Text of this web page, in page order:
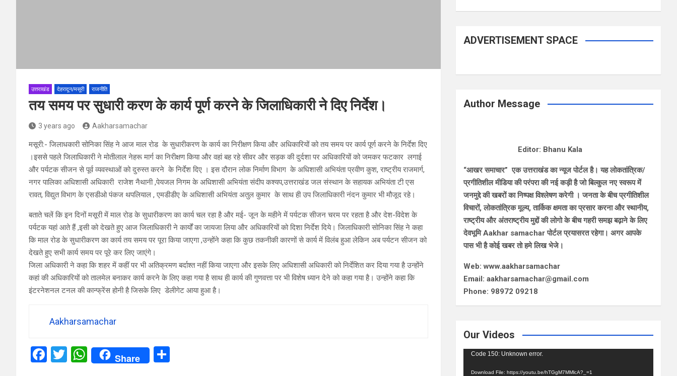
उत्तराखंड देहरादून/मसूरी राजनीति
तय समय पर सुधारी करण के कार्य पूर्ण करने के जिलाधिकारी ने दिए निर्देश।
3 years ago Aakharsamachar
मसूरी:- जिलाधकारी सोनिका सिंह ने आज माल रोड के सुधारीकरण के कार्य का निरीक्षण किया और अधिकारियों को तय समय पर कार्य पूर्ण करने के निर्देश दिए
।इससे पहले जिलाधिकारी ने मोतीलाल नेहरू मार्ग का निरीक्षण किया और वहां बह रहे सीवर और सड़क की दुर्दशा पर अधिकारियों को जमकर फटकार लगाई
और पर्यटक सीजन से पूर्व व्यवस्थाओं को दुरुस्त करने के निर्देश दिए । इस दौरान लोक निर्माण विभाग के अधिशासी अभियंता प्रवीण कुश, राष्ट्रीय राजमार्ग,
नगर पालिका अधिशासी अधिकारी राजेश नैथानी ,पेयजल निगम के अधिशासी अभियंता संदीप कश्यप,उत्तराखंड जल संस्थान के सहायक अभियंता टी एस
रावत, विद्युत विभाग के एसडीओ पंकज थपलियाल , एमडीडीए के अधिशासी अभियंता अतुल कुमार के साथ ही उप जिलाधिकारी नंदन कुमार भी मौजूद रहे।
बताते चलें कि इन दिनों मसूरी में माल रोड के सुधारीकरण का कार्य चल रहा है और मई- जून के महीने में पर्यटक सीजन चरम पर रहता है और देश-विदेश के
पर्यटक यहां आते हैं ,इसी को देखते हुए आज जिलाधिकारी ने कार्यों का जायजा लिया और अधिकारियों को दिशा निर्देश दिये। जिलाधिकारी सोनिका सिंह ने कहा
कि माल रोड के सुधारीकरण का कार्य तय समय पर पूरा किया जाएगा ,उन्होंने कहा कि कुछ तकनीकी कारणों से कार्य में विलंब हुआ लेकिन अब पर्यटन सीजन को
देखते हुए सभी कार्य समय पर पूरे कर लिए जाएंगे।
जिला अधिकारी ने कहा कि शहर में कहीं पर भी अतिक्रमण बर्दाश्त नहीं किया जाएगा और इसके लिए अधिशासी अधिकारी को निर्देशित कर दिया गया है उन्होंने
कहां की अधिकारियों को तालमेल बनाकर कार्य करने के लिए कहा गया है साथ ही कार्य की गुणवत्ता पर भी विशेष ध्यान देने को कहा गया है। उन्होंने कहा कि
इंटरनेशनल टनल की कान्फ्रेंस होनी है जिसके लिए डेलीगेट आया हुआ है।
Aakharsamachar
F
T
W
Share
ADVERTISEMENT SPACE
Author Message
Editor: Bhanu Kala
“आखर समाचार” एक उत्तराखंड का न्यूज पोर्टल है। यह लोकतांत्रिक/
प्रगीतिशील मीडिया की परंपरा की नई कड़ी है जो बिल्कुल नए स्वरूप में
जनमुद्दे की खबरों का निष्पक्ष विश्लेषण करेगी । जनता के बीच प्रगीतिशील
विचारों, लोकतांत्रिक मूल्य, तार्किक क्षमता का प्रसार करना और स्थानीय,
राष्ट्रीय और अंतराष्ट्रीय मुद्दों की लोगो के बीच गहरी समझ बढ़ाने के लिए
देवभूमि Aakhar samachar पोर्टल प्रयासरत रहेगा। अगर आपके
पास भी है कोई खबर तो हमे लिख भेजे।
Web: www.aakharsamachar
Email: aakharsamachar@gmail.com
Phone: 98972 09218
Our Videos
Video
Code 150: Unknown error.
Download File: https://youtu.be/hTGgM7MMlcA?_=1